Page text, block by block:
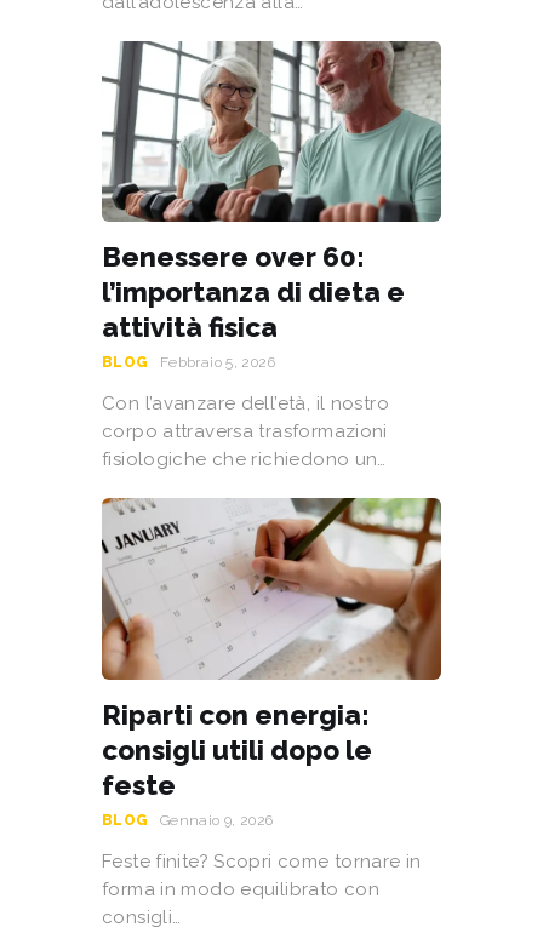
Benessere over 60:
l’importanza di dieta e
attività fisica
BLOG Febbraio 5, 2026
Con l’avanzare dell’età, il nostro
corpo attraversa trasformazioni
fisiologiche che richiedono un…
Riparti con energia:
consigli utili dopo le
feste
BLOG Gennaio 9, 2026
Feste finite? Scopri come tornare in
forma in modo equilibrato con
consigli…